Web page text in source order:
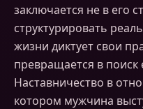
заключается не в его
структурировать
жизни диктует свои
превращается в
Наставничество в
котором мужчина